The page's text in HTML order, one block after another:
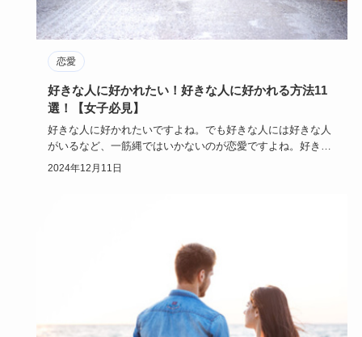
恋愛
好きな人に好かれたい！好きな人に好かれる方法11
選！【女子必見】
好きな人に好かれたいですよね。でも好きな人には好きな人
がいるなど、一筋縄ではいかないのが恋愛ですよね。好きな
人に好かれたい…
2024年12月11日